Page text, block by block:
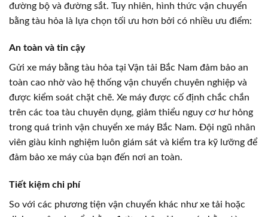
đường bộ và đường sắt. Tuy nhiên, hình thức vận chuyển
bằng tàu hỏa là lựa chọn tối ưu hơn bởi có nhiều ưu điểm:
An toàn và tin cậy
Gửi xe máy bằng tàu hỏa tại Vận tải Bắc Nam đảm bảo an
toàn cao nhờ vào hệ thống vận chuyển chuyên nghiệp và
được kiểm soát chặt chẽ. Xe máy được cố định chắc chắn
trên các toa tàu chuyên dụng, giảm thiểu nguy cơ hư hỏng
trong quá trình vận chuyển xe máy Bắc Nam. Đội ngũ nhân
viên giàu kinh nghiệm luôn giám sát và kiểm tra kỹ lưỡng để
đảm bảo xe máy của bạn đến nơi an toàn.
Tiết kiệm chi phí
So với các phương tiện vận chuyển khác như xe tải hoặc